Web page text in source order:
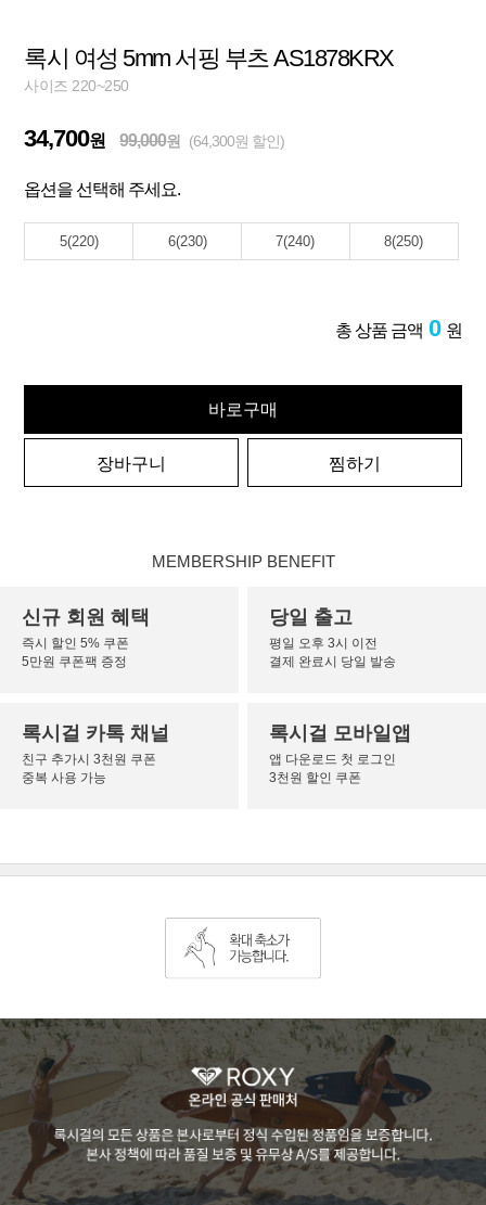
록시 여성 5mm 서핑 부츠 AS1878KRX
사이즈 220~250
34,700원 99,000원 (64,300원 할인)
옵션을 선택해 주세요.
5(220) 6(230) 7(240) 8(250)
총 상품 금액 0 원
바로구매
장바구니 찜하기
MEMBERSHIP BENEFIT
신규 회원 혜택
즉시 할인 5% 쿠폰
5만원 쿠폰팩 증정
당일 출고
평일 오후 3시 이전
결제 완료시 당일 발송
록시걸 카톡 채널
친구 추가시 3천원 쿠폰
중복 사용 가능
록시걸 모바일앱
앱 다운로드 첫 로그인
3천원 할인 쿠폰